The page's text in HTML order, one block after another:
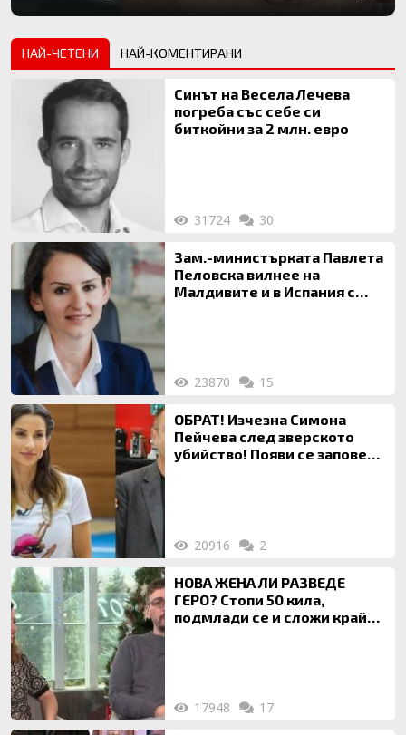
НАЙ-ЧЕТЕНИ НАЙ-КОМЕНТИРАНИ
Синът на Весела Лечева
погреба със себе си
биткойни за 2 млн. евро
31724 30
Зам.-министърката Павлета
Пеловска вилнее на
Малдивите и в Испания с
23870 15
ОБРАТ! Изчезна Симона
Пейчева след зверското
убийство! Появи се заповед
20916 2
НОВА ЖЕНА ЛИ РАЗВЕДЕ
ГЕРО? Стопи 50 кила,
подмлади се и сложи край
17948 17